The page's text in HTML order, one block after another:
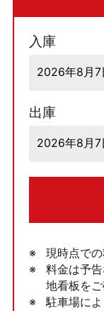
入庫
出庫
現時点で
料金は予
地看板をご
駐車場に